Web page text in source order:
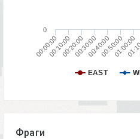
EAST
00:00:0000:10:0000:20:0000:30:0000:40:0000:50:0001:00:00
0
Фраги